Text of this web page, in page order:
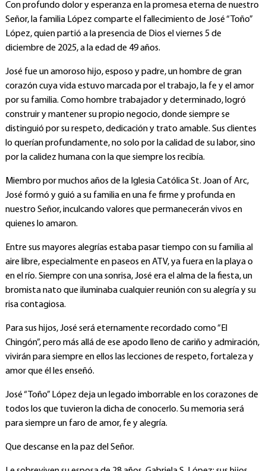
Con profundo dolor y esperanza en la promesa eterna de nuestro
Señor, la familia López comparte el fallecimiento de José “Toño”
López, quien partió a la presencia de Dios el viernes 5 de
diciembre de 2025, a la edad de 49 años.
José fue un amoroso hijo, esposo y padre, un hombre de gran
corazón cuya vida estuvo marcada por el trabajo, la fe y el amor
por su familia. Como hombre trabajador y determinado, logró
construir y mantener su propio negocio, donde siempre se
distinguió por su respeto, dedicación y trato amable. Sus clientes
lo querían profundamente, no solo por la calidad de su labor, sino
por la calidez humana con la que siempre los recibía.
Miembro por muchos años de la Iglesia Católica St. Joan of Arc,
José formó y guió a su familia en una fe firme y profunda en
nuestro Señor, inculcando valores que permanecerán vivos en
quienes lo amaron.
Entre sus mayores alegrías estaba pasar tiempo con su familia al
aire libre, especialmente en paseos en ATV, ya fuera en la playa o
en el río. Siempre con una sonrisa, José era el alma de la fiesta, un
bromista nato que iluminaba cualquier reunión con su alegría y su
risa contagiosa.
Para sus hijos, José será eternamente recordado como “El
Chingón”, pero más allá de ese apodo lleno de cariño y admiración,
vivirán para siempre en ellos las lecciones de respeto, fortaleza y
amor que él les enseñó.
José “Toño” López deja un legado imborrable en los corazones de
todos los que tuvieron la dicha de conocerlo. Su memoria será
para siempre un faro de amor, fe y alegría.
Que descanse en la paz del Señor.